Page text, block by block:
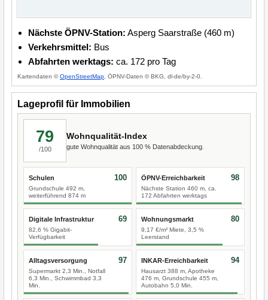
Nächste ÖPNV-Station: Asperg Saarstraße (460 m)
Verkehrsmittel: Bus
Abfahrten werktags: ca. 172 pro Tag
Kartendaten ©OpenStreetMap , ÖPNV-Daten © BKG, dl-de/by-2-0.
Lageprofil für Immobilien
79
/100
Wohnqualität-Index
gute Wohnqualität aus 100 % Datenabdeckung.
Schulen
Grundschule 492 m,
weiterführend 874 m
100 ÖPNV-Erreichbarkeit
Nächste Station 460 m, ca.
172 Abfahrten werktags
98
Digitale Infrastruktur
82,6 % Gigabit-
Verfügbarkeit
69 Wohnungsmarkt
9,17 €/m² Miete, 3,5 %
Leerstand
80
Alltagsversorgung
Supermarkt 2,3 Min., Notfall
6,3 Min., Schwimmbad 3,3
Min.
97 INKAR-Erreichbarkeit
Hausarzt 388 m, Apotheke
476 m, Grundschule 455 m,
Autobahn 5,0 Min.
94